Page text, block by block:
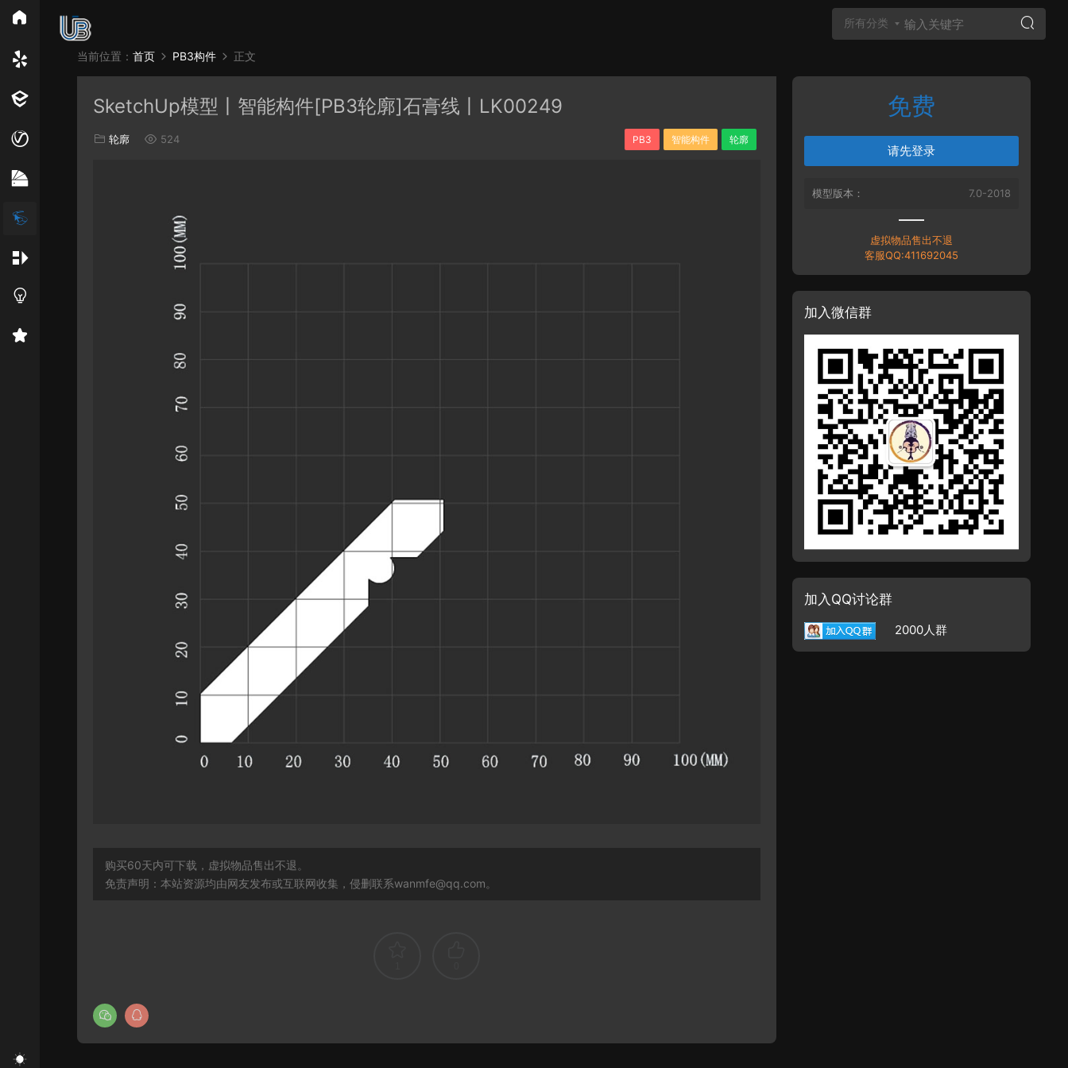
所有分类
Vray Enscape PB3构件 构件 轮廓
当前位置： 首页 PB3构件 正文
SketchUp模型丨智能构件[PB3轮廓]石膏线丨LK00249
轮廓 524 PB3 智能构件 轮廓
购买60天内可下载，虚拟物品售出不退。
免责声明：本站资源均由网友发布或互联网收集，侵删联系wanmfe@qq.com。
免费
请先登录
模型版本： 7.0-2018
虚拟物品售出不退
客服QQ:411692045
加入微信群
加入QQ讨论群
2000人群